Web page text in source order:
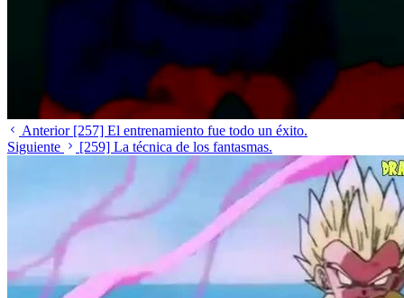
Anterior [257] El entrenamiento fue todo un éxito.
Siguiente
[259] La técnica de los fantasmas.